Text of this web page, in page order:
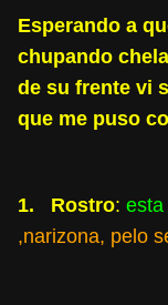
Esperando a
chupando
de su frente vi
que me puso
1. Rostro: esta
,narizona, pelo